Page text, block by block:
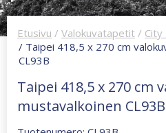
Etusivu / Valokuvatapetit /
/ Taipei 418,5 x 270 cm
CL93B
Taipei 418,5 x 270 cm
mustavalkoinen CL93B